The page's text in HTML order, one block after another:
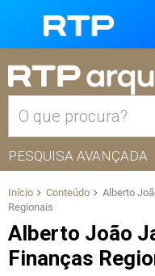
PESQUISA AVANÇADA
Início Conteúdo
Alberto
Regionais
Alberto João
Finanças